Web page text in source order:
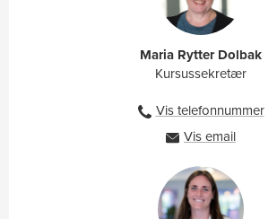
Maria Rytter Dolbak
Kursussekretær
Vis telefonnummer
91333303
Vis emailmrd@ah.dk